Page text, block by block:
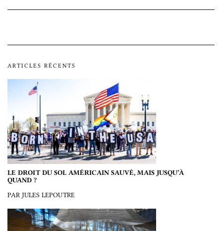
ARTICLES RÉCENTS
LE DROIT DU SOL AMÉRICAIN SAUVÉ, MAIS JUSQU’À
QUAND ?
PAR JULES LEPOUTRE